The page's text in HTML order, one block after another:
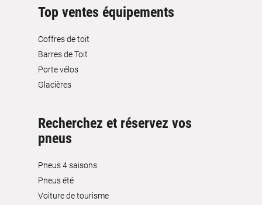
Top ventes équipements
Coffres de toit
Barres de Toit
Porte vélos
Glacières
Recherchez et réservez vos
pneus
Pneus 4 saisons
Pneus été
Voiture de tourisme